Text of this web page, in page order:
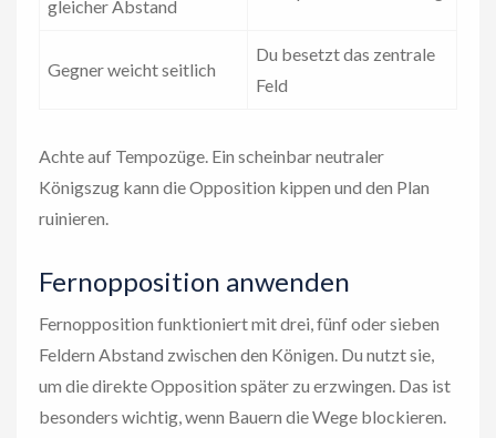
gleicher Abstand
Gegner weicht seitlich
Du besetzt das zentrale
Feld
Achte auf Tempozüge. Ein scheinbar neutraler
Königszug kann die Opposition kippen und den Plan
ruinieren.
Fernopposition anwenden
Fernopposition funktioniert mit drei, fünf oder sieben
Feldern Abstand zwischen den Königen. Du nutzt sie,
um die direkte Opposition später zu erzwingen. Das ist
besonders wichtig, wenn Bauern die Wege blockieren.